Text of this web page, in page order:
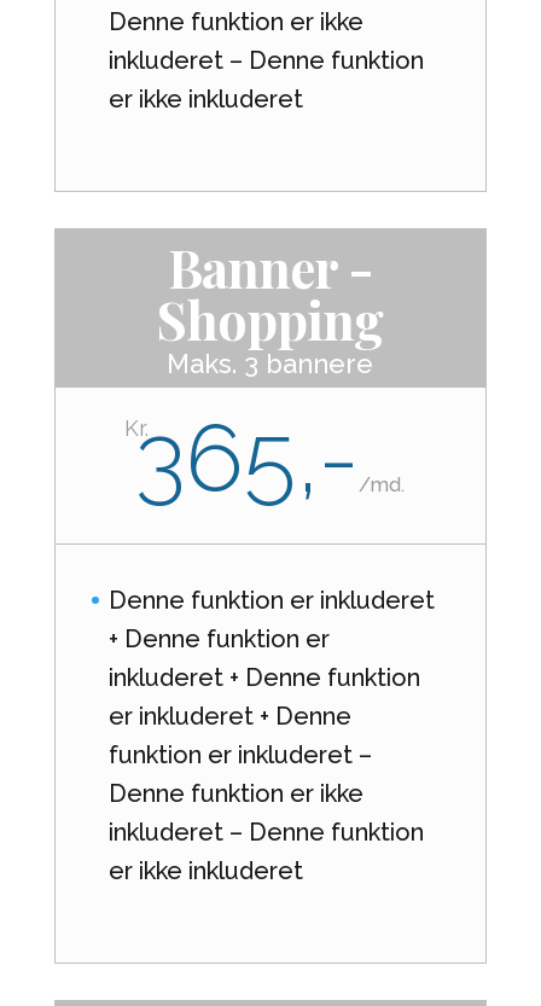
Denne funktion er ikke
inkluderet – Denne funktion
er ikke inkluderet
Banner -
Shopping
Maks. 3 bannere
Kr.365,-/md.
Denne funktion er inkluderet
+ Denne funktion er
inkluderet + Denne funktion
er inkluderet + Denne
funktion er inkluderet –
Denne funktion er ikke
inkluderet – Denne funktion
er ikke inkluderet